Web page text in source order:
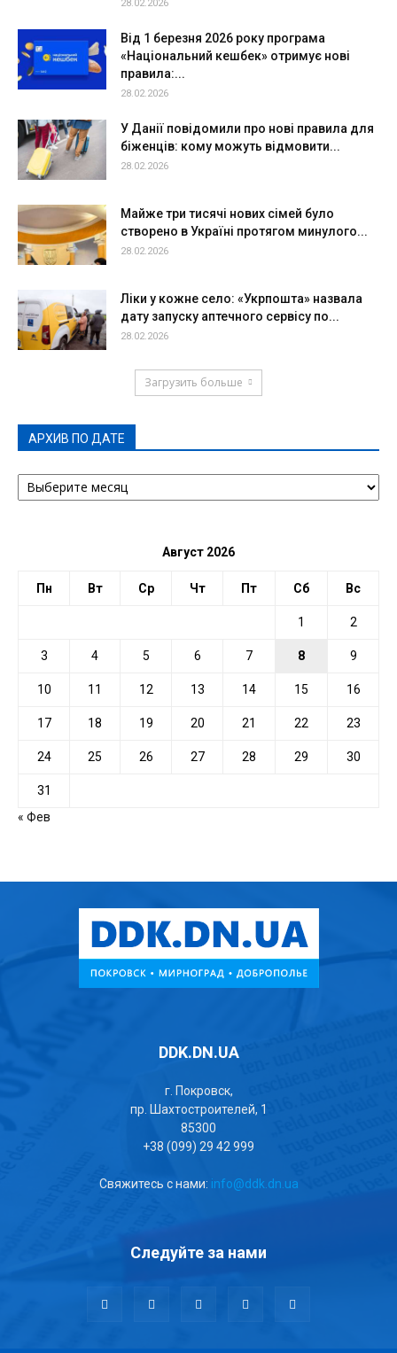
28.02.2026
Від 1 березня 2026 року програма
«Національний кешбек» отримує нові
правила:...
28.02.2026
У Данії повідомили про нові правила для
біженців: кому можуть відмовити...
28.02.2026
Майже три тисячі нових сімей було
створено в Україні протягом минулого...
28.02.2026
Ліки у кожне село: «Укрпошта» назвала
дату запуску аптечного сервісу по...
28.02.2026
Загрузить больше
АРХИВ ПО ДАТЕ
АРХИВ
ПО
Август 2026
Пн Вт Ср Чт Пт Сб Вс
1 2
3 4 5 6 7 8 9
10 11 12 13 14 15 16
17 18 19 20 21 22 23
24 25 26 27 28 29 30
31
« Фев
DDK.DN.UA
г. Покровск,
пр. Шахтостроителей, 1
85300
+38 (099) 29 42 999
Свяжитесь с нами: info@ddk.dn.ua
Следуйте за нами